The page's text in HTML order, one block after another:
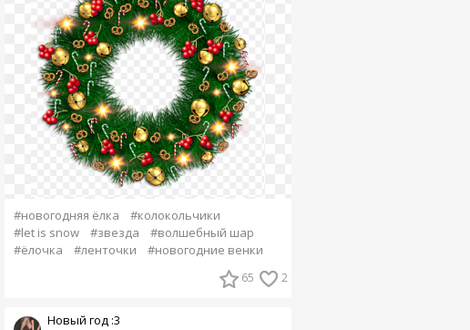
#новогодняя ёлка
#колокольчики
#let is snow
#звезда
#волшебный шар
#ёлочка
#ленточки #новогодние венки
65 2
Новый год :3